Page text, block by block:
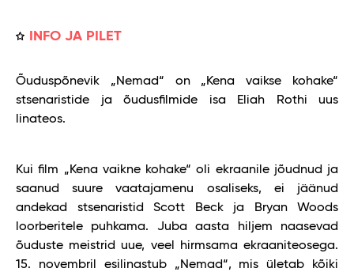
INFO JA PILET
Õuduspõnevik „Nemad“ on „Kena vaikse kohake“
stsenaristide ja õudusfilmide isa Eliah Rothi uus
linateos.
Kui film „Kena vaikne kohake“ oli ekraanile jõudnud ja
saanud suure vaatajamenu osaliseks, ei jäänud
andekad stsenaristid Scott Beck ja Bryan Woods
loorberitele puhkama. Juba aasta hiljem naasevad
õuduste meistrid uue, veel hirmsama ekraaniteosega.
15. novembril esilinastub „Nemad“, mis ületab kõiki